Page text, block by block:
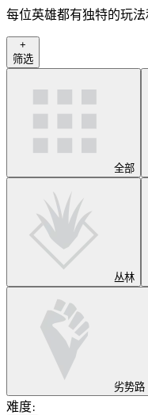
每位英雄都有独特的玩
+
筛选
全部
丛林
劣势路
难度: